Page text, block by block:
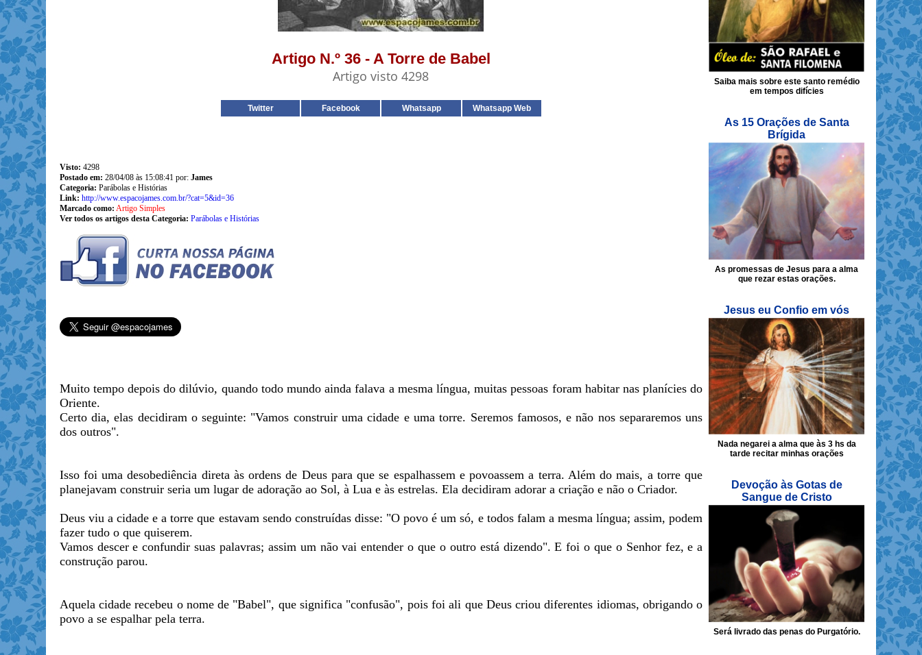
Artigo N.º 36 - A Torre de Babel
Artigo visto 4298
Twitter Facebook Whatsapp Whatsapp Web
Visto: 4298
Postado em: 28/04/08 às 15:08:41 por: James
Categoria: Parábolas e Histórias
Link: http://www.espacojames.com.br/?cat=5&id=36
Marcado como: Artigo Simples
Ver todos os artigos desta Categoria: Parábolas e Histórias
Muito tempo depois do dilúvio, quando todo mundo ainda falava a mesma língua, muitas pessoas foram habitar nas planícies do
Oriente.
Certo dia, elas decidiram o seguinte: "Vamos construir uma cidade e uma torre. Seremos famosos, e não nos separaremos uns
dos outros".
Isso foi uma desobediência direta às ordens de Deus para que se espalhassem e povoassem a terra. Além do mais, a torre que
planejavam construir seria um lugar de adoração ao Sol, à Lua e às estrelas. Ela decidiram adorar a criação e não o Criador.
Deus viu a cidade e a torre que estavam sendo construídas disse: "O povo é um só, e todos falam a mesma língua; assim, podem
fazer tudo o que quiserem.
Vamos descer e confundir suas palavras; assim um não vai entender o que o outro está dizendo". E foi o que o Senhor fez, e a
construção parou.
Aquela cidade recebeu o nome de "Babel", que significa "confusão", pois foi ali que Deus criou diferentes idiomas, obrigando o
povo a se espalhar pela terra.
Saiba mais sobre este santo remédio
em tempos difícies
As 15 Orações de Santa
Brígida
As promessas de Jesus para a alma
que rezar estas orações.
Jesus eu Confio em vós
Nada negarei a alma que às 3 hs da
tarde recitar minhas orações
Devoção às Gotas de
Sangue de Cristo
Será livrado das penas do Purgatório.